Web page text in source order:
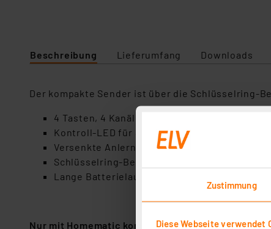
Zustimmung
Diese Webseite verwendet
Beschreibung Lieferumfang Downloads
Der kompakte Sender ist über die Schlüsselring-
4 Tasten, 4 Kanäle
Kontroll-LED für Statusmeldung/Quittung
Versenkte Anlerntaste
Schlüsselring-Befestigung
Lange Batterielaufzeit durch Micro-Batterie
Nur mit Homematic kompatibel.